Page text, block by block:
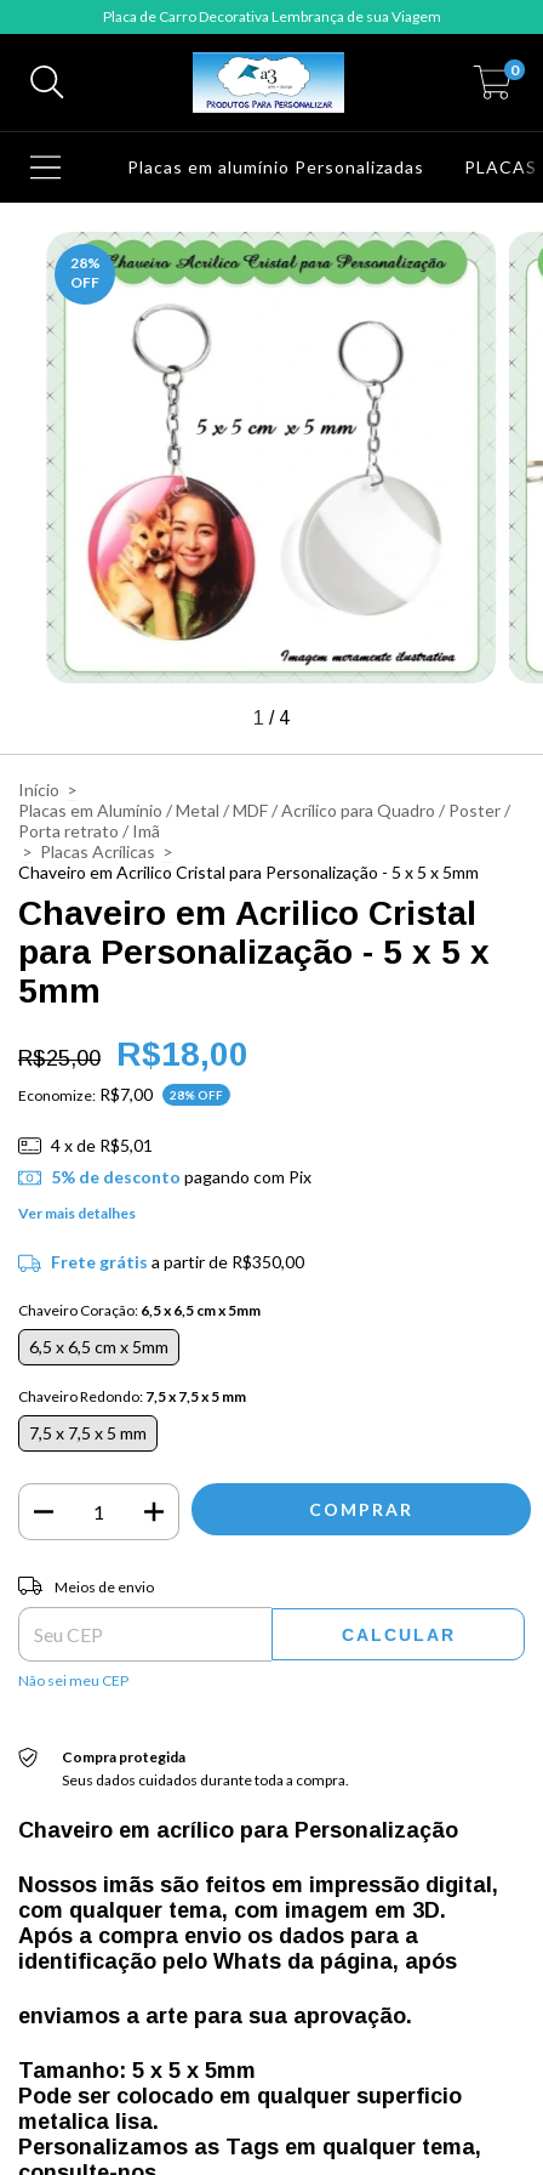
Placa de Carro Decorativa Lembrança de sua Viagem
0
Placas em alumínio Personalizadas PLACAS
28%
OFF
1 / 4
Início >
Placas em Alumínio / Metal / MDF / Acrílico para Quadro / Poster /
Porta retrato / Imã
> Placas Acrílicas >
Chaveiro em Acrilico Cristal para Personalização - 5 x 5 x 5mm
Chaveiro em Acrilico Cristal
para Personalização - 5 x 5 x
5mm
R$25,00 R$18,00
Economize: R$7,00 28% OFF
4x de R$5,01
5% de desconto pagando com Pix
Ver mais detalhes
Frete grátis a partir de R$350,00
Chaveiro Coração: 6,5 x 6,5 cm x 5mm
6,5 x 6,5 cm x 5mm
Chaveiro Redondo: 7,5 x 7,5 x 5 mm
7,5 x 7,5 x 5 mm
Entregas para o CEP:
Meios de envio
CALCULAR
Não sei meu CEP
Compra protegida
Seus dados cuidados durante toda a compra.
Chaveiro em acrílico para Personalização
Nossos imãs são feitos em impressão digital,
com qualquer tema, com imagem em 3D.
Após a compra envio os dados para a
identificação pelo Whats da página, após
enviamos a arte para sua aprovação.
Tamanho: 5 x 5 x 5mm
Pode ser colocado em qualquer superficio
metalica lisa.
Personalizamos as Tags em qualquer tema,